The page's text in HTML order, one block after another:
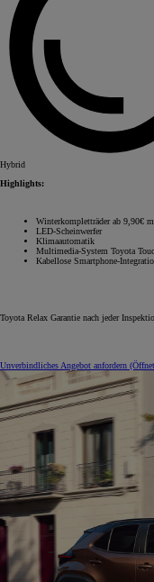
Hybrid
Highlights:
Winterkompletträder ab 9,90€
LED-Scheinwerfer
Klimaautomatik
Multimedia-System Toyota
Kabellose Smartphone-
Toyota Relax Garantie nach jeder
Unverbindliches Angebot anfordern